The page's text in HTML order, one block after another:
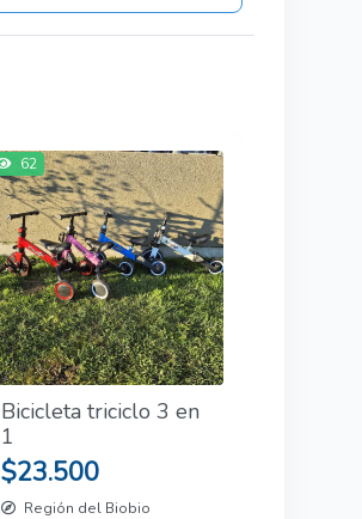
62
Bicicleta triciclo 3 en
1
$23.500
Región del Biobio